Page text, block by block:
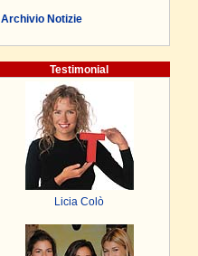
Archivio Notizie
Testimonial
Licia Colò